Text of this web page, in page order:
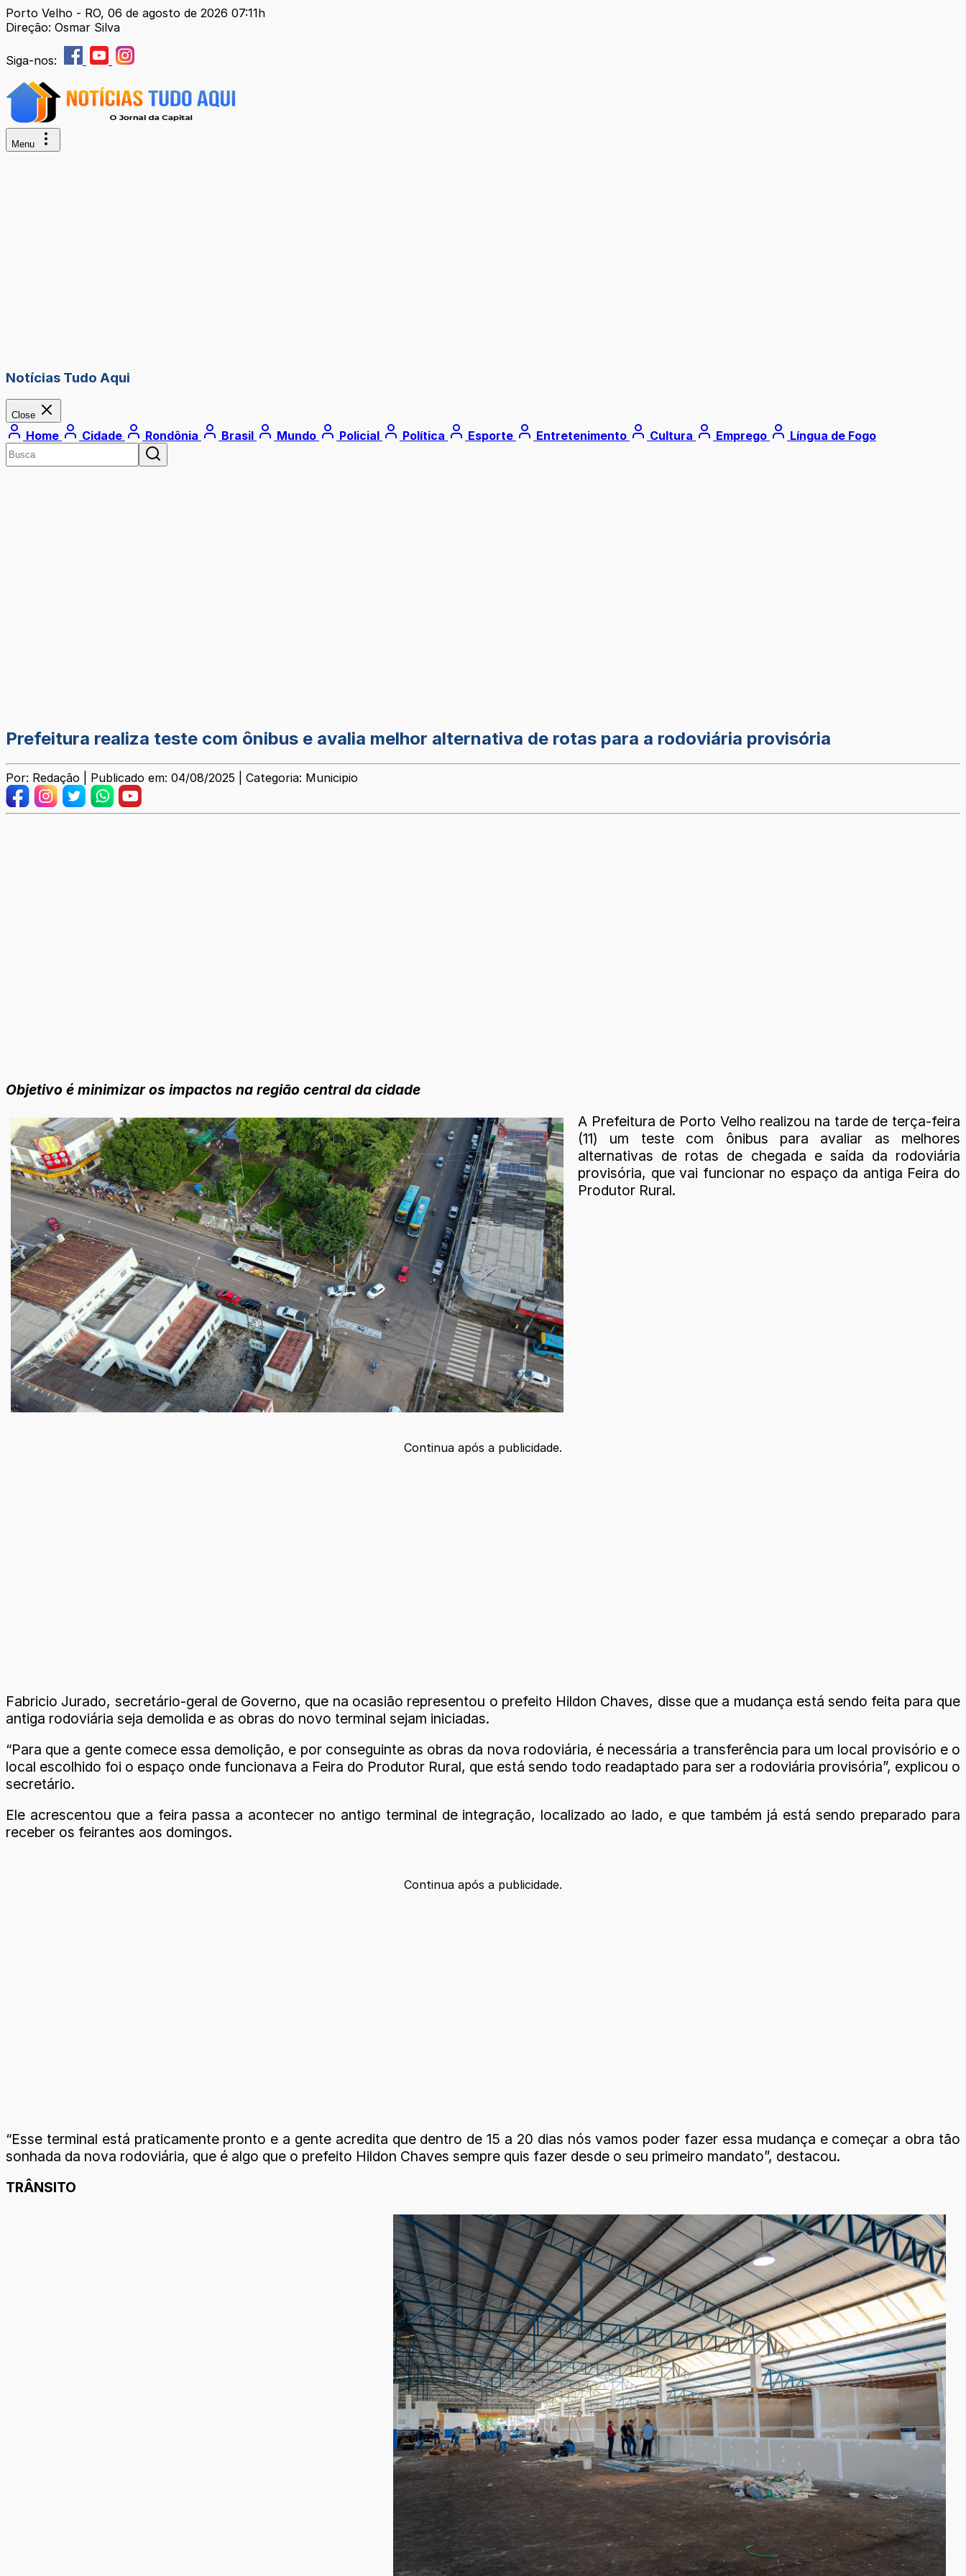
Porto Velho - RO, 06 de agosto de 2026 07:11h
Direção: Osmar Silva
Siga-nos:
Menu
Notícias Tudo Aqui
Close
Home Cidade Rondônia Brasil Mundo Policial Política Esporte Entretenimento Cultura Emprego Língua de Fogo
Prefeitura realiza teste com ônibus e avalia melhor alternativa de rotas para a rodoviária provisória
Por: Redação | Publicado em: 04/08/2025 | Categoria: Municipio
Objetivo é minimizar os impactos na região central da cidade
A Prefeitura de Porto Velho realizou na tarde de terça-feira
(11) um teste com ônibus para avaliar as melhores
alternativas de rotas de chegada e saída da rodoviária
provisória, que vai funcionar no espaço da antiga Feira do
Produtor Rural.
Continua após a publicidade.
Fabricio Jurado, secretário-geral de Governo, que na ocasião representou o prefeito Hildon Chaves, disse que a mudança está sendo feita para que
antiga rodoviária seja demolida e as obras do novo terminal sejam iniciadas.
“Para que a gente comece essa demolição, e por conseguinte as obras da nova rodoviária, é necessária a transferência para um local provisório e o
local escolhido foi o espaço onde funcionava a Feira do Produtor Rural, que está sendo todo readaptado para ser a rodoviária provisória”, explicou o
secretário.
Ele acrescentou que a feira passa a acontecer no antigo terminal de integração, localizado ao lado, e que também já está sendo preparado para
receber os feirantes aos domingos.
Continua após a publicidade.
“Esse terminal está praticamente pronto e a gente acredita que dentro de 15 a 20 dias nós vamos poder fazer essa mudança e começar a obra tão
sonhada da nova rodoviária, que é algo que o prefeito Hildon Chaves sempre quis fazer desde o seu primeiro mandato”, destacou.
TRÂNSITO